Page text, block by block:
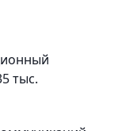
тыс.